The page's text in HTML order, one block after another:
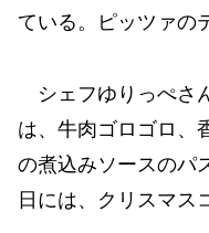
ている。ピッツァの
シェフゆりっぺさ
は、牛肉ゴロゴロ、
の煮込みソースのパ
日には、クリスマス